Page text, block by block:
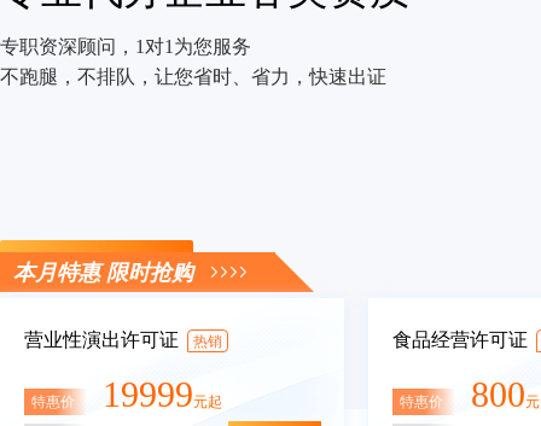
专职资深顾问，1对1为您服务
不跑腿，不排队，让您省时、省力，快速出证
立即咨询
本月特惠 限时抢购
营业性演出许可证 热销
特惠价 19999元起
食品经营许可证
特惠价 800